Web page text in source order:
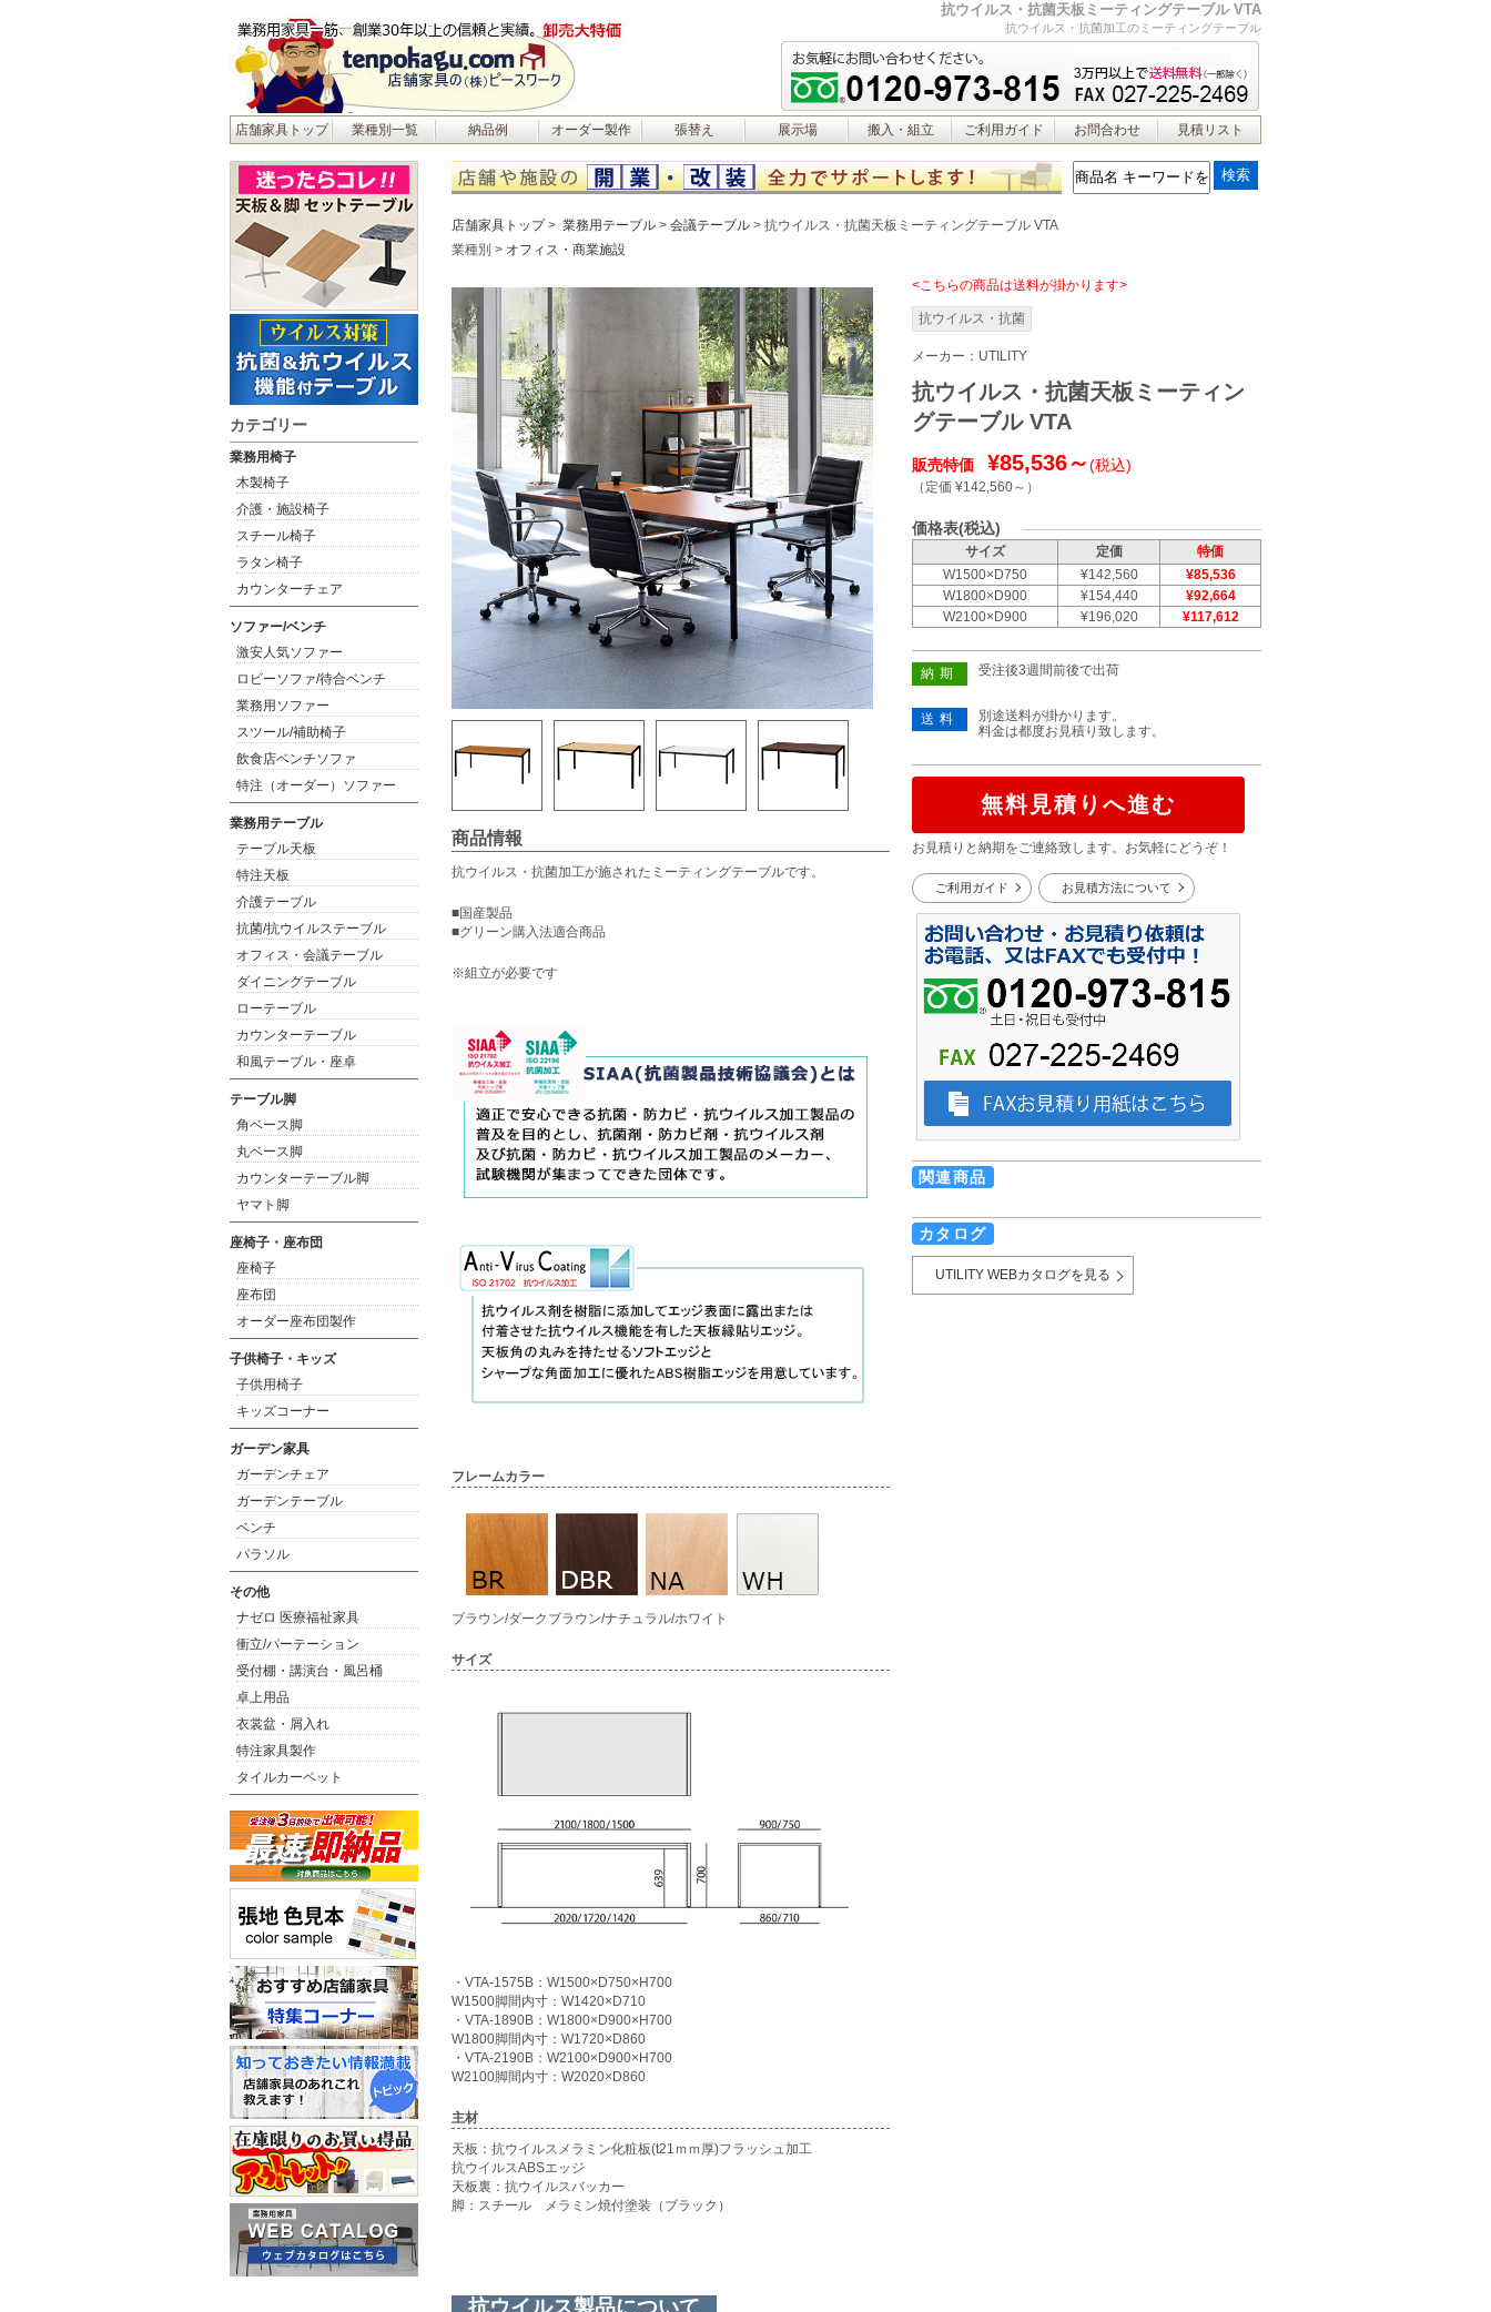
抗ウイルス・抗菌天板ミーティングテーブル VTA
抗ウイルス・抗菌加工のミーティングテーブル
店舗家具トップ 業種別一覧 納品例 オーダー製作 張替え 展示場 搬入・組立 ご利用ガイド お問合わせ 見積リスト
店舗家具トップ 業務用テーブル 会議テーブル
抗ウイルス・抗菌天板ミーティングテーブル VTA
業種別
オフィス・商業施設
商品情報
抗ウイルス・抗菌加工が施されたミーティングテーブルです。
■国産製品
■グリーン購入法適合商品
※組立が必要です
フレームカラー
ブラウン/ダークブラウン/ナチュラル/ホワイト
サイズ
・VTA-1575B：W1500×D750×H700
W1500脚間内寸：W1420×D710
・VTA-1890B：W1800×D900×H700
W1800脚間内寸：W1720×D860
・VTA-2190B：W2100×D900×H700
W2100脚間内寸：W2020×D860
主材
天板：抗ウイルスメラミン化粧板(t21ｍｍ厚)フラッシュ加工
抗ウイルスABSエッジ
天板裏：抗ウイルスバッカー
脚：スチール メラミン焼付塗装（ブラック）
<こちらの商品は送料が掛かります>
抗ウイルス・抗菌
メーカー： UTILITY
抗ウイルス・抗菌天板ミーティン
グテーブル VTA
販売特価 ¥85,536～(税込)
（定価 ¥142,560～ ）
価格表(税込)
サイズ 定価
特価
W1500×D750
¥142,560
¥85,536
W1800×D900
¥154,440
¥92,664
W2100×D900
¥196,020 ¥117,612
納期 受注後3週間前後で出荷
送料
別途送料が掛かります。
料金は都度お見積り致します。
無料見積りへ進む
お見積りと納期をご連絡致します。お気軽にどうぞ！
ご利用ガイド お見積方法について
関連商品
カタログ
UTILITY WEBカタログを見る
抗ウイルス製品について
カテゴリー
業務用椅子
木製椅子
介護・施設椅子
スチール椅子
ラタン椅子
カウンターチェア
ソファー/ベンチ
激安人気ソファー
ロビーソファ/待合ベンチ
業務用ソファー
スツール/補助椅子
飲食店ベンチソファ
特注（オーダー）ソファー
業務用テーブル
テーブル天板
特注天板
介護テーブル
抗菌/抗ウイルステーブル
オフィス・会議テーブル
ダイニングテーブル
ローテーブル
カウンターテーブル
和風テーブル・座卓
テーブル脚
角ベース脚
丸ベース脚
カウンターテーブル脚
ヤマト脚
座椅子・座布団
座椅子
座布団
オーダー座布団製作
子供椅子・キッズ
子供用椅子
キッズコーナー
ガーデン家具
ガーデンチェア
ガーデンテーブル
ベンチ
パラソル
その他
ナゼロ 医療福祉家具
衝立/パーテーション
受付棚・講演台・風呂桶
卓上用品
衣裳盆・屑入れ
特注家具製作
タイルカーペット